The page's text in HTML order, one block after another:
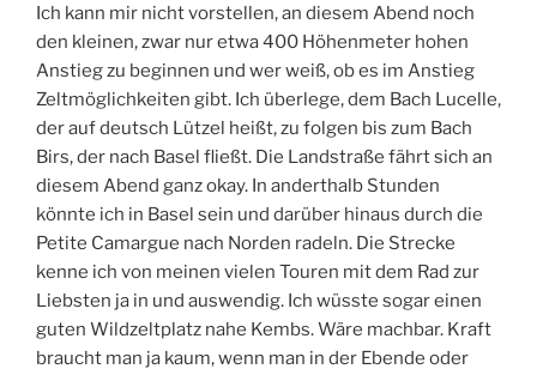
Ich kann mir nicht vorstellen, an diesem Abend noch
den kleinen, zwar nur etwa 400 Höhenmeter hohen
Anstieg zu beginnen und wer weiß, ob es im Anstieg
Zeltmöglichkeiten gibt. Ich überlege, dem Bach Lucelle,
der auf deutsch Lützel heißt, zu folgen bis zum Bach
Birs, der nach Basel fließt. Die Landstraße fährt sich an
diesem Abend ganz okay. In anderthalb Stunden
könnte ich in Basel sein und darüber hinaus durch die
Petite Camargue nach Norden radeln. Die Strecke
kenne ich von meinen vielen Touren mit dem Rad zur
Liebsten ja in und auswendig. Ich wüsste sogar einen
guten Wildzeltplatz nahe Kembs. Wäre machbar. Kraft
braucht man ja kaum, wenn man in der Ebende oder